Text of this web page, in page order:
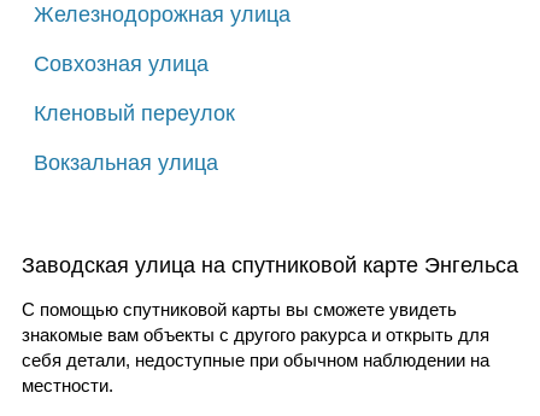
Железнодорожная улица
Совхозная улица
Кленовый переулок
Вокзальная улица
Заводская улица на спутниковой карте Энгельса
С помощью спутниковой карты вы сможете увидеть
знакомые вам объекты с другого ракурса и открыть для
себя детали, недоступные при обычном наблюдении на
местности.